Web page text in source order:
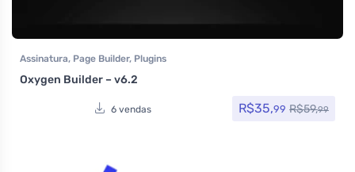
Assinatura, Page Builder, Plugins
Oxygen Builder – v6.2
6 vendas R$35,99 R$59,99